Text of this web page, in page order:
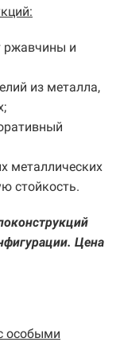
ржавчины и
из металла,
металлических
стойкость.
Цена
особыми